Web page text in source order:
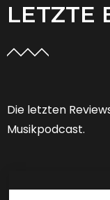
LETZTE
Die letzten
Musikpodcast.